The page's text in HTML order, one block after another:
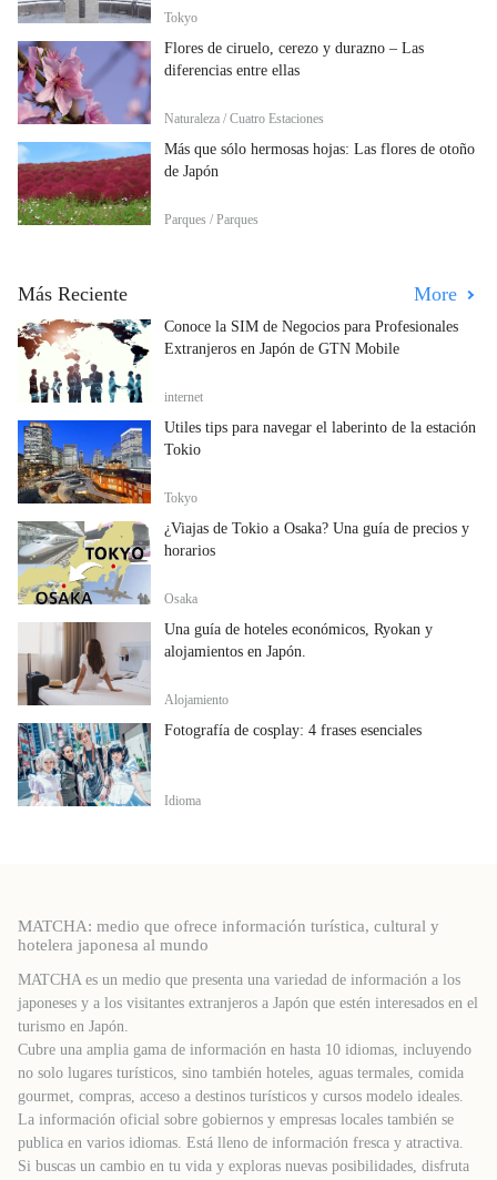
Tokyo
Flores de ciruelo, cerezo y durazno – Las
diferencias entre ellas
Naturaleza / Cuatro Estaciones
Más que sólo hermosas hojas: Las flores de otoño
de Japón
Parques / Parques
Más Reciente More
Conoce la SIM de Negocios para Profesionales
Extranjeros en Japón de GTN Mobile
internet
Útiles tips para navegar el laberinto de la estación
Tokio
Tokyo
¿Viajas de Tokio a Osaka? Una guía de precios y
horarios
Osaka
Una guía de hoteles económicos, Ryokan y
alojamientos en Japón.
Alojamiento
Fotografía de cosplay: 4 frases esenciales
Idioma
MATCHA: medio que ofrece información turística, cultural y
hotelera japonesa al mundo
MATCHA es un medio que presenta una variedad de información a los
japoneses y a los visitantes extranjeros a Japón que estén interesados ​​en el
turismo en Japón.
Cubre una amplia gama de información en hasta 10 idiomas, incluyendo
no solo lugares turísticos, sino también hoteles, aguas termales, comida
gourmet, compras, acceso a destinos turísticos y cursos modelo ideales.
La información oficial sobre gobiernos y empresas locales también se
publica en varios idiomas. Está lleno de información fresca y atractiva.
Si buscas un cambio en tu vida y exploras nuevas posibilidades, disfruta